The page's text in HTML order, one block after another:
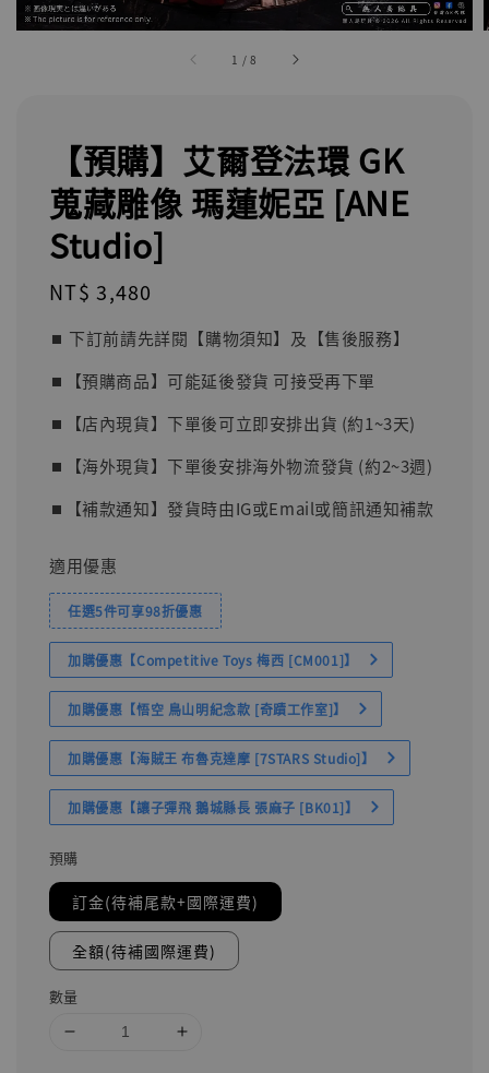
1 /8
【預購】艾爾登法環 GK
蒐藏雕像 瑪蓮妮亞 [ANE
Studio]
Regular
NT$ 3,480
⏹︎ 下訂前請先詳閱【購物須知】及【售後服務】
⏹︎【預購商品】可能延後發貨 可接受再下單
⏹︎【店內現貨】下單後可立即安排出貨 (約1~3天)
⏹︎【海外現貨】下單後安排海外物流發貨 (約2~3週)
⏹︎【補款通知】發貨時由IG或Email或簡訊通知補款
適用優惠
任選5件可享98折優惠
加購優惠【Competitive Toys 梅西 [CM001]】
加購優惠【悟空 鳥山明紀念款 [奇蹟工作室]】
加購優惠【海賊王 布魯克達摩 [7STARS Studio]】
加購優惠【讓子彈飛 鵝城縣長 張麻子 [BK01]】
預購
訂金(待補尾款+國際運費)
全額(待補國際運費)
數量